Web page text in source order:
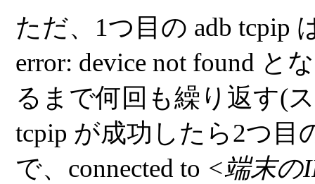
ただ、1つ目の adb tcpip
error: device not found と
るまで何回も繰り返す(
tcpip が成功したら2つ目
で、 connected to <端末の